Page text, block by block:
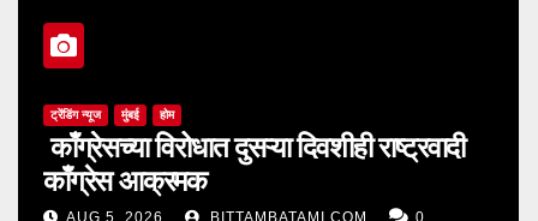
ट्रेंडिंग न्यूज मुंबई होम
काँग्रेसच्या विरोधात दुसऱ्या दिवशीही राष्ट्रवादी
काँग्रेस आक्रमक
AUG 5, 2026 BITTAMBATAMI.COM 0